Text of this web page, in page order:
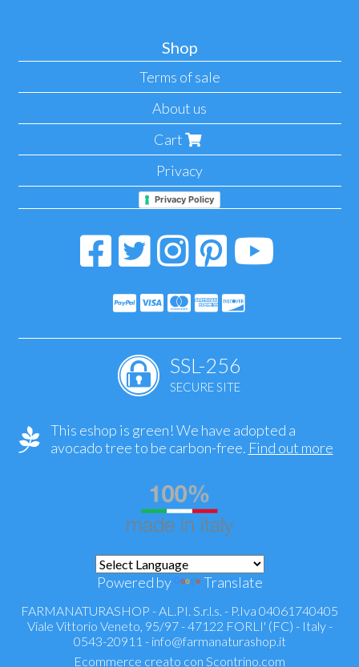
Shop
Terms of sale
About us
Cart
Privacy
Privacy Policy
SSL-256
SECURE SITE
This eshop is green! We have adopted a
avocado tree to be carbon-free. Find out more
Powered by Translate
FARMANATURASHOP - AL.PI. S.r.l.s. - P.Iva 04061740405
Viale Vittorio Veneto, 95/97 - 47122 FORLI' (FC) - Italy -
0543-20911 - info@farmanaturashop.it
Ecommerce creato con Scontrino.com